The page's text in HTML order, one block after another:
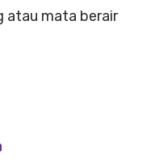
atau mata berair